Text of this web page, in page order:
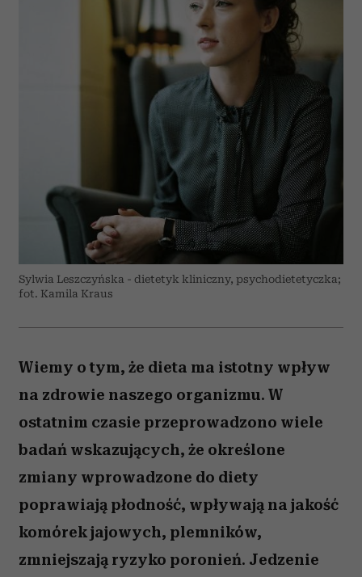
Sylwia Leszczyńska - dietetyk kliniczny, psychodietetyczka;
fot. Kamila Kraus
Wiemy o tym, że dieta ma istotny wpływ
na zdrowie naszego organizmu. W
ostatnim czasie przeprowadzono wiele
badań wskazujących, że określone
zmiany wprowadzone do diety
poprawiają płodność, wpływają na jakość
komórek jajowych, plemników,
zmniejszają ryzyko poronień. Jedzenie